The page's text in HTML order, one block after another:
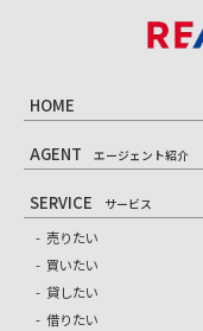
HOME
AGENT エージェント紹介
SERVICE サービス
売りたい
買いたい
貸したい
借りたい